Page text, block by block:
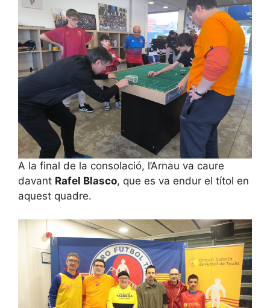
A la final de la consolació, l’Arnau va caure
davant Rafel Blasco, que es va endur el títol en
aquest quadre.